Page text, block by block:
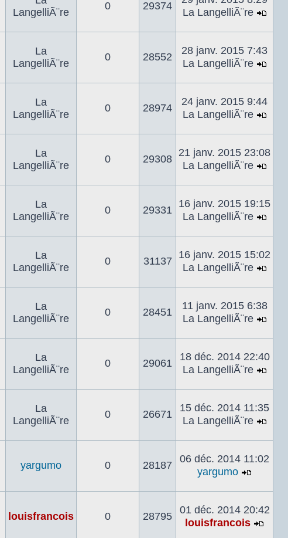
LangelliÃ¨re
0 29374
La LangelliÃ¨re
le
La
LangelliÃ¨re
0 28552
28 janv. 2015 7:43
La LangelliÃ¨re
le
La
LangelliÃ¨re
0 28974
24 janv. 2015 9:44
La LangelliÃ¨re
le
La
LangelliÃ¨re
0 29308
21 janv. 2015 23:08
La LangelliÃ¨re
le
La
LangelliÃ¨re
0 29331
16 janv. 2015 19:15
La LangelliÃ¨re
le
La
LangelliÃ¨re
0 31137
16 janv. 2015 15:02
La LangelliÃ¨re
le
La
LangelliÃ¨re
0 28451
11 janv. 2015 6:38
La LangelliÃ¨re
le
La
LangelliÃ¨re
0 29061
18 déc. 2014 22:40
La LangelliÃ¨re
le
La
LangelliÃ¨re
0 26671
15 déc. 2014 11:35
La LangelliÃ¨re
le
yargumo 0 28187
06 déc. 2014 11:02
yargumo
le
dernier
louisfrancois 0 28795
01 déc. 2014 20:42
louisfrancois